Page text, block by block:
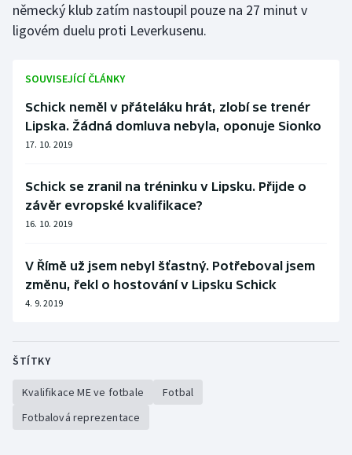
německý klub zatím nastoupil pouze na 27 minut v
ligovém duelu proti Leverkusenu.
SOUVISEJÍCÍ ČLÁNKY
Schick neměl v přáteláku hrát, zlobí se trenér
Lipska. Žádná domluva nebyla, oponuje Sionko
17. 10. 2019
Schick se zranil na tréninku v Lipsku. Přijde o
závěr evropské kvalifikace?
16. 10. 2019
V Římě už jsem nebyl šťastný. Potřeboval jsem
změnu, řekl o hostování v Lipsku Schick
4. 9. 2019
ŠTÍTKY
Kvalifikace ME ve fotbale
Fotbal
Fotbalová reprezentace